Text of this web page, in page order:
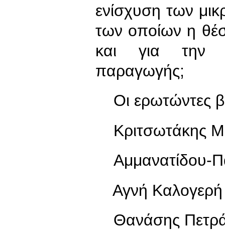
ενίσχυση των
των οποίων η
και για την
παραγωγής;
Οι ερωτώντες
Κριτσωτάκης
Αμμανατίδου-
Αγνή Καλογερή
Θανάσης